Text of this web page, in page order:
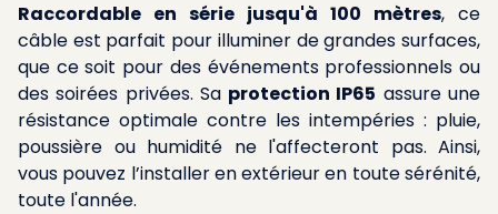
Raccordable en série jusqu'à 100 mètres, ce
câble est parfait pour illuminer de grandes surfaces,
que ce soit pour des événements professionnels ou
des soirées privées. Sa protection IP65 assure une
résistance optimale contre les intempéries : pluie,
poussière ou humidité ne l'affecteront pas. Ainsi,
vous pouvez l’installer en extérieur en toute sérénité,
toute l'année.